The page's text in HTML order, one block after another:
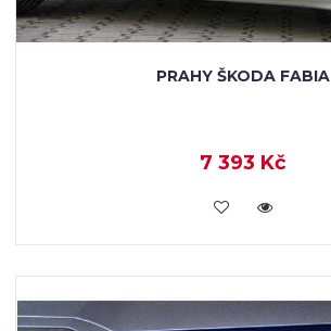
PRAHY ŠKODA FABIA
7 393 Kč
KOUPIT